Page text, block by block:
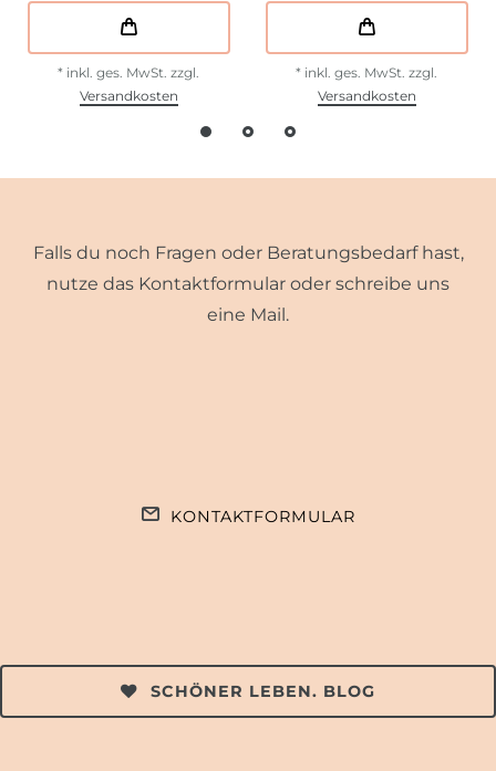
* inkl. ges. MwSt. zzgl.
Versandkosten
* inkl. ges. MwSt. zzgl.
Versandkosten
Falls du noch Fragen oder Beratungsbedarf hast,
nutze das Kontaktformular oder schreibe uns
eine Mail.
KONTAKTFORMULAR
SCHÖNER LEBEN. BLOG